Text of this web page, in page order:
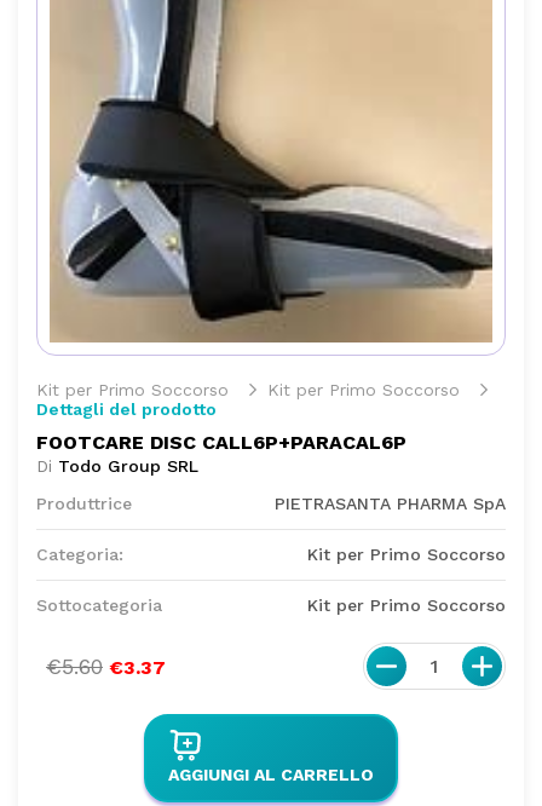
Kit per Primo Soccorso
Kit per Primo Soccorso
Dettagli del prodotto
FOOTCARE DISC CALL6P+PARACAL6P
Di Todo Group SRL
Produttrice
PIETRASANTA PHARMA SpA
Categoria: Kit per Primo Soccorso
Sottocategoria Kit per Primo Soccorso
€5.60 €3.37 1
AGGIUNGI AL CARRELLO